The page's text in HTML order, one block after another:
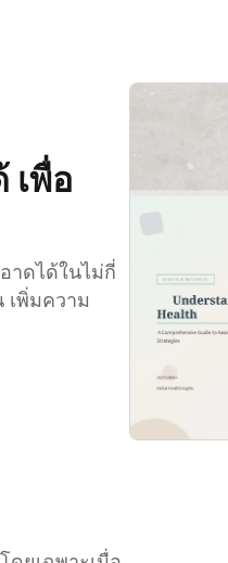
เพื่อ
าดได้ในไม่กี่
เพิ่มความ